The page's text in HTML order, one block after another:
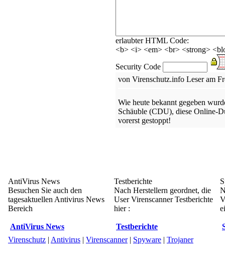
erlaubter HTML Code:
<b> <i> <em> <br> <strong>
Security Code
von Virenschutz.info Leser am
Wie heute bekannt gegeben
Schäuble (CDU), diese Online-
vorerst gestoppt!
AntiVirus News
Besuchen Sie auch den
tagesaktuellen Antivirus News
Bereich
AntiVirus News
Testberichte
Nach Herstellern geordnet, die
User Virenscanner Testberichte
hier :
Testberichte
Virenschutz | Antivirus | Virenscanner| Spyware | Trojaner